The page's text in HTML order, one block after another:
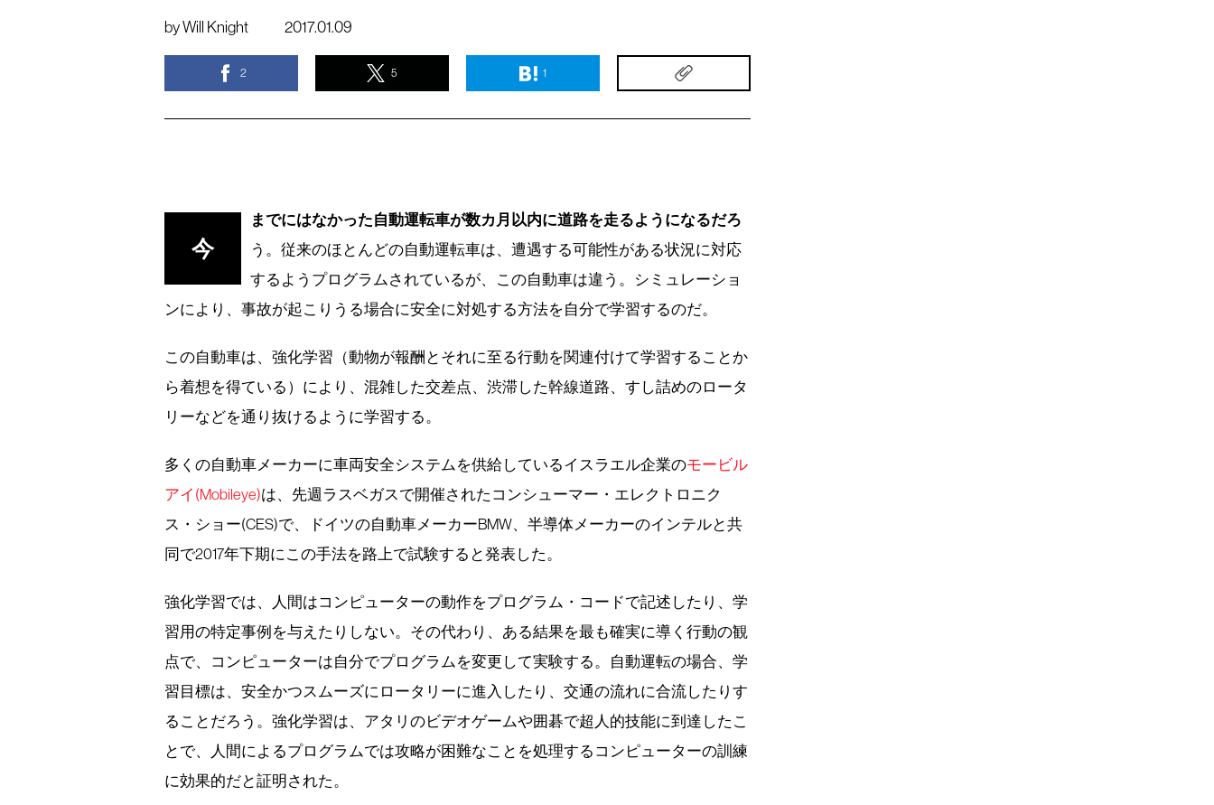
byWill Knight 2017.01.09
2 5 1
今
までにはなかった自動運転車が数カ月以内に道路を走るようになるだろ
う。従来のほとんどの自動運転車は、遭遇する可能性がある状況に対応
するようプログラムされているが、この自動車は違う。シミュレーショ
ンにより、事故が起こりうる場合に安全に対処する方法を自分で学習するのだ。
この自動車は、強化学習（動物が報酬とそれに至る行動を関連付けて学習することか
ら着想を得ている）により、混雑した交差点、渋滞した幹線道路、すし詰めのロータ
リーなどを通り抜けるように学習する。
多くの自動車メーカーに車両安全システムを供給しているイスラエル企業のモービル
アイ(Mobileye)は、先週ラスベガスで開催されたコンシューマー・エレクトロニク
ス・ショー(CES)で、ドイツの自動車メーカーBMW、半導体メーカーのインテルと共
同で2017年下期にこの手法を路上で試験すると発表した。
強化学習では、人間はコンピューターの動作をプログラム・コードで記述したり、学
習用の特定事例を与えたりしない。その代わり、ある結果を最も確実に導く行動の観
点で、コンピューターは自分でプログラムを変更して実験する。自動運転の場合、学
習目標は、安全かつスムーズにロータリーに進入したり、交通の流れに合流したりす
ることだろう。強化学習は、アタリのビデオゲームや囲碁で超人的技能に到達したこ
とで、人間によるプログラムでは攻略が困難なことを処理するコンピューターの訓練
に効果的だと証明された。